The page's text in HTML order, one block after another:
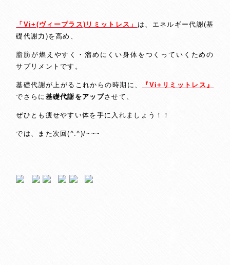
「Vi+(ヴィープラス)リミットレス」 は、エネルギー代謝(基
礎代謝力)を高め、
脂肪が燃えやすく・溜めにくい身体をつくっていくための
サプリメントです。
基礎代謝が上がるこれからの時期に、
『Vi+リミットレス』
でさらに 基礎代謝をアップさせて、
ぜひとも痩せやすい体を手に入れましょう！！
では、また次回(^.^)/~~~